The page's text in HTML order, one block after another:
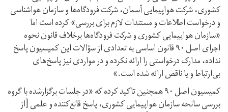
کشوری، شرکت هواپیمایی آسمان، شرکت فرودگاه‌ها و سازمان هواشناسی
و درخواست اطلاعات و مستندات لازم برای بررسی» کرده است اما
«سازمان هواپیمایی کشوری و شرکت فرودگاه‌ها برخلاف قانون نحوه
اجرای اصل ۹۰ قانون اساسی به تعدادی از سؤالات این کمیسیون پاسخ
نداده، مدارک درخواستی را ارائه نکرده و در مواردی نیز پاسخ‌های
بی‌ارتباط و یا ناقص ارائه شده است.»
کمیسیون اصل ۹۰ همچنین تاکید کرده که «در جلسات برگزارشده با گروه
بررسی سانحه سازمان هواپیمایی کشوری، پاسخ قانع‌کننده و علمی [از